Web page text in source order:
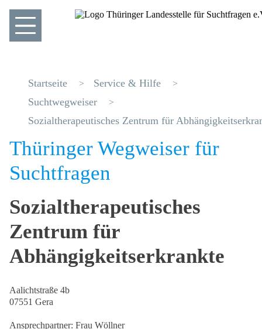
Startseite
Service & Hilfe
Suchtwegweiser
Sozialtherapeutisches Zentrum für
Thüringer Wegweiser für
Suchtfragen
Sozialtherapeutisches
Zentrum für
Abhängigkeitserkrankte
Aalichtstraße 4b
07551 Gera
Ansprechpartner: Frau Wöllner